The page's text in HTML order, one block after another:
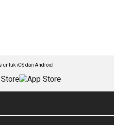
untuk iOS dan Android